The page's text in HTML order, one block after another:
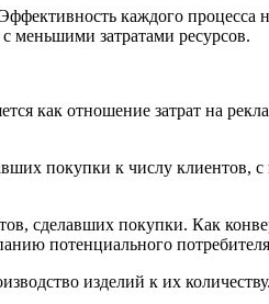
каждого процесса
меньшими затратами ресурсов.
как отношение затрат на
покупки к числу клиентов,
сделавших покупки. Как
потенциального
изделий к их количеству.